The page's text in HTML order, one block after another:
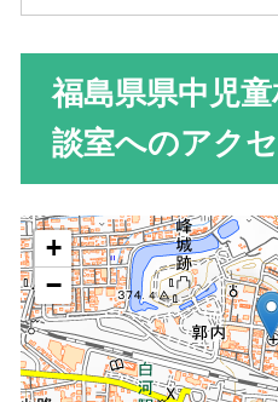
福島県県中児
談室へのアク